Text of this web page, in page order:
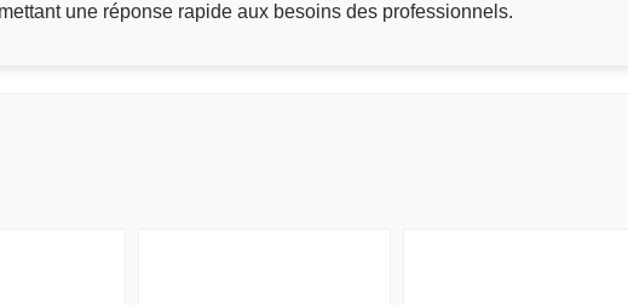
une réponse rapide aux besoins des professionnels.